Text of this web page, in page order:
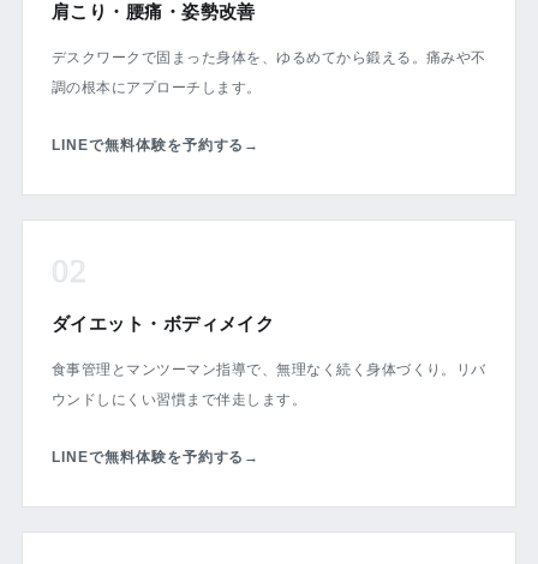
肩こり・腰痛・姿勢改善
デスクワークで固まった身体を、ゆるめてから鍛える。痛みや不
調の根本にアプローチします。
LINEで無料体験を予約する →
02
ダイエット・ボディメイク
食事管理とマンツーマン指導で、無理なく続く身体づくり。リバ
ウンドしにくい習慣まで伴走します。
LINEで無料体験を予約する →